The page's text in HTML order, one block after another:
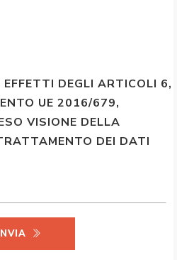
EFFETTI DEGLI ARTICOLI 6,
UE 2016/679,
VISIONE DELLA
DEI DATI